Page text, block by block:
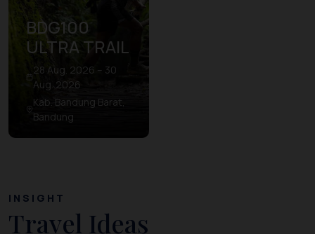
BDG100
ULTRA TRAIL
28 Aug. 2026 – 30
Aug. 2026
Kab. Bandung Barat,
Bandung
INSIGHT
Travel Ideas